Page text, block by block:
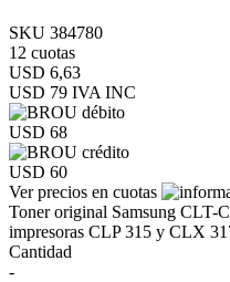
SKU 384780
12 cuotas
USD 6,63
USD 79 IVA INC
USD 68
USD 60
Ver precios en cuotas
Toner original Samsung CLT-
impresoras CLP 315 y CLX
Cantidad
-